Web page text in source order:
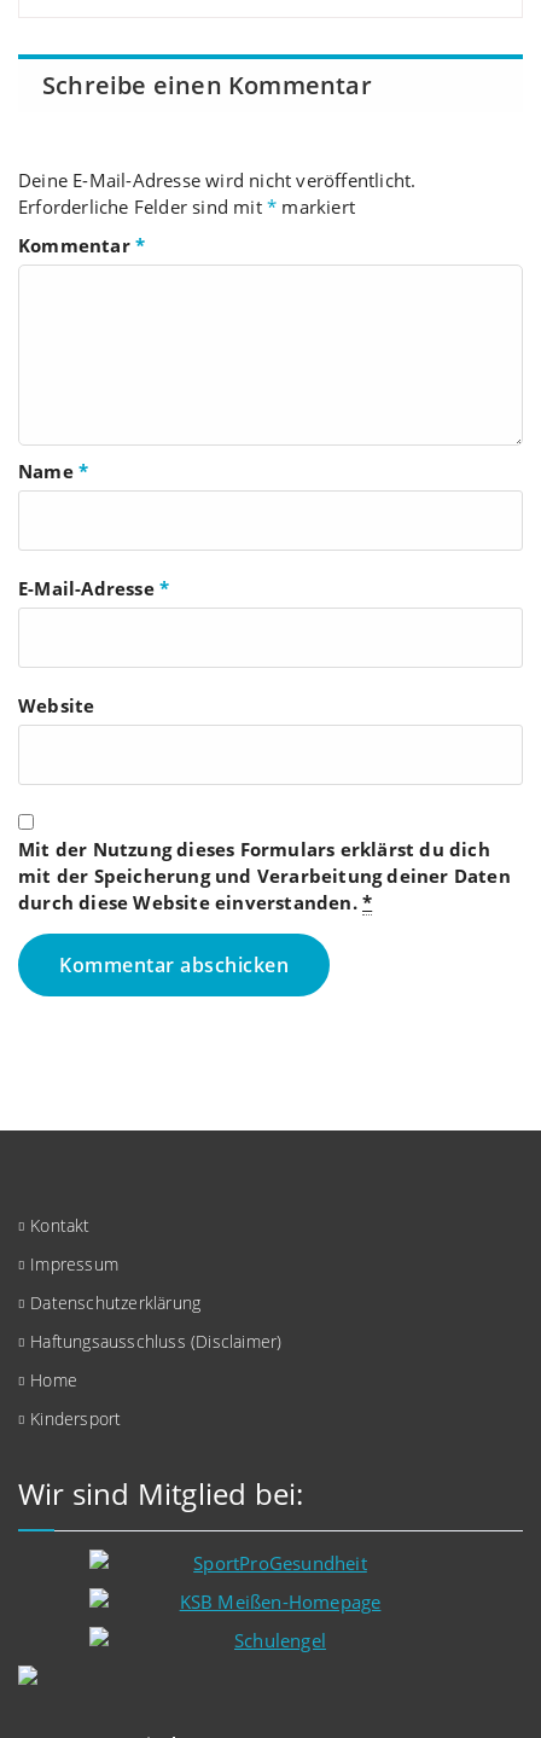
Schreibe einen Kommentar
Deine E-Mail-Adresse wird nicht veröffentlicht.
Erforderliche Felder sind mit * markiert
Kommentar *
Name *
E-Mail-Adresse *
Website
Mit der Nutzung dieses Formulars erklärst du dich
mit der Speicherung und Verarbeitung deiner Daten
durch diese Website einverstanden. *
Kontakt
Impressum
Datenschutzerklärung
Haftungsausschluss (Disclaimer)
Home
Kindersport
Wir sind Mitglied bei: